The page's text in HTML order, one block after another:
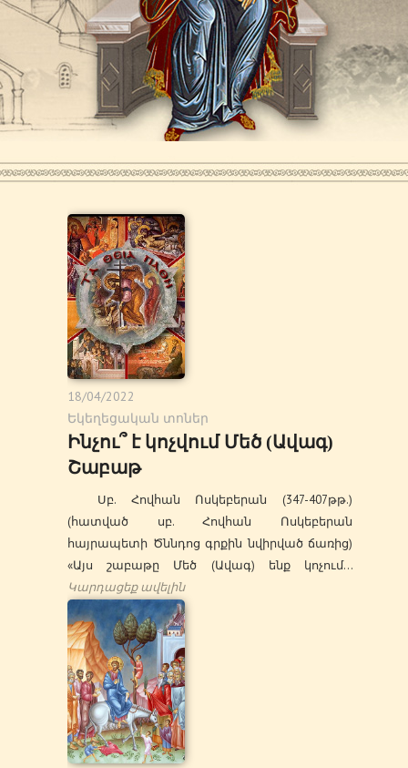
18/04/2022
Եկեղեցական տոներ
Ինչու՞ է կոչվում Մեծ (Ավագ)
Շաբաթ
Սբ. Հովհան Ոսկեբերան (347-407թթ.)
(հատված սբ. Հովհան Ոսկեբերան
հայրապետի Ծննդոց գրքին նվիրված ճառից)
«Այս շաբաթը Մեծ (Ավագ) ենք կոչում…
Կարդացեք ավելին